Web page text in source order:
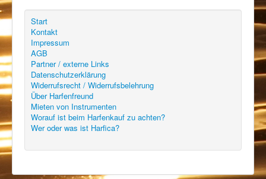
Start
Kontakt
Impressum
AGB
Partner / externe Links
Datenschutzerklärung
Widerrufsrecht / Widerrufsbelehrung
Über Harfenfreund
Mieten von Instrumenten
Worauf ist beim Harfenkauf zu achten?
Wer oder was ist Harfica?